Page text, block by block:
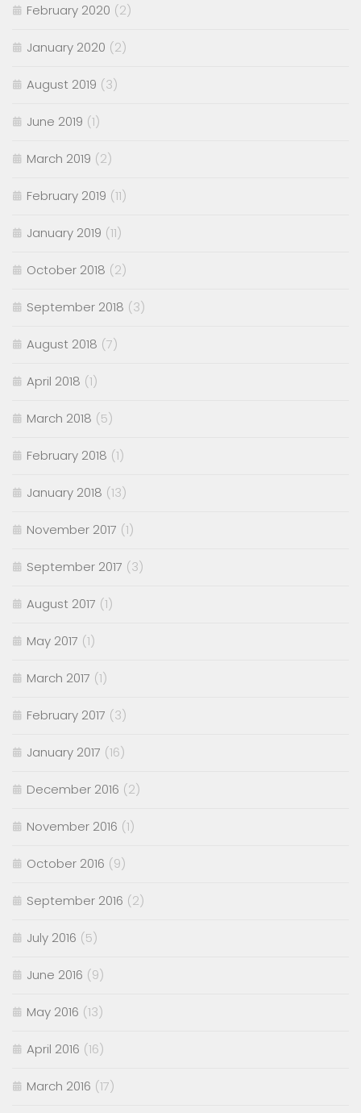
February 2020 (2)
January 2020 (2)
August 2019 (3)
June 2019 (1)
March 2019 (2)
February 2019 (11)
January 2019 (11)
October 2018 (2)
September 2018 (3)
August 2018 (7)
April 2018 (1)
March 2018 (5)
February 2018 (1)
January 2018 (13)
November 2017 (1)
September 2017 (3)
August 2017 (1)
May 2017 (1)
March 2017 (1)
February 2017 (3)
January 2017 (16)
December 2016 (2)
November 2016 (1)
October 2016 (9)
September 2016 (2)
July 2016 (5)
June 2016 (9)
May 2016 (13)
April 2016 (16)
March 2016 (17)